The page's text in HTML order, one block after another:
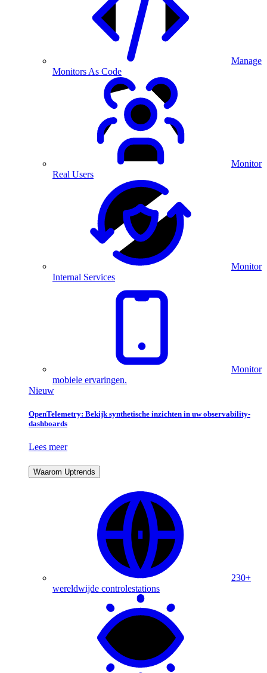
Manage
Monitors As Code
Monitor
Real Users
Monitor
Internal Services
Monitor
mobiele ervaringen.
Nieuw
OpenTelemetry: Bekijk synthetische inzichten in uw observability-
dashboards
Lees meer
Waarom Uptrends
230+
wereldwijde controlestations